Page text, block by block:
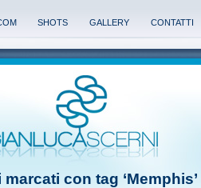
SHOTS GALLERY CONTATTI
con tag ‘Memphis’